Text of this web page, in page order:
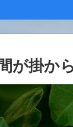
が掛か